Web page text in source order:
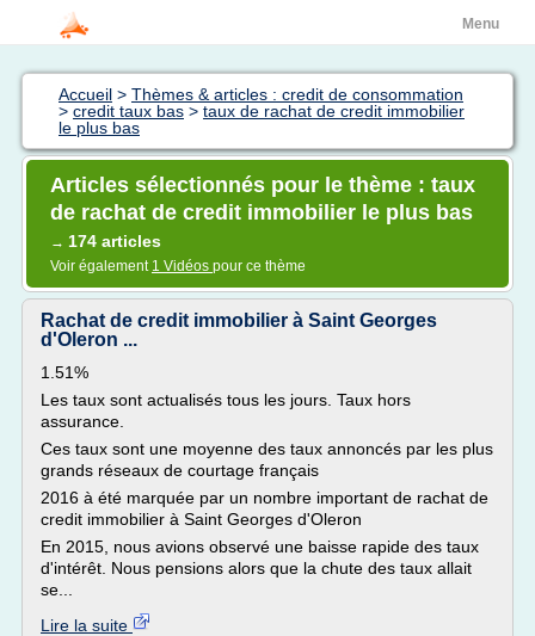
Menu
Accueil > Thèmes & articles : credit de consommation
> credit taux bas > taux de rachat de credit immobilier
le plus bas
Articles sélectionnés pour le thème : taux
de rachat de credit immobilier le plus bas
→ 174 articles
Voir également 1 Vidéos pour ce thème
Rachat de credit immobilier à Saint Georges
d'Oleron ...
1.51%
Les taux sont actualisés tous les jours. Taux hors
assurance.
Ces taux sont une moyenne des taux annoncés par les plus
grands réseaux de courtage français
2016 à été marquée par un nombre important de rachat de
credit immobilier à Saint Georges d'Oleron
En 2015, nous avions observé une baisse rapide des taux
d'intérêt. Nous pensions alors que la chute des taux allait
se...
Lire la suite